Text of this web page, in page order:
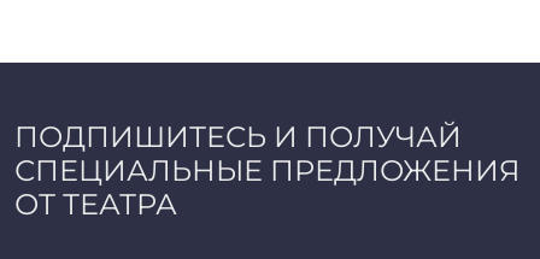
ПОДПИШИТЕСЬ И ПОЛУЧАЙ
СПЕЦИАЛЬНЫЕ ПРЕДЛОЖЕНИЯ
ОТ ТЕАТРА